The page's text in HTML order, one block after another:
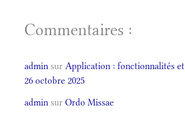
Commentaires :
admin sur Application : fonctionnalités
26 octobre 2025
admin sur Ordo Missae